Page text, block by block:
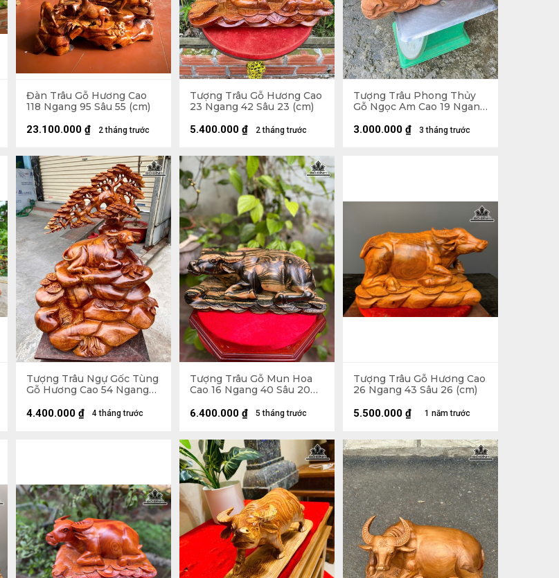
Đàn Trâu Gỗ Hương Cao
118 Ngang 95 Sâu 55 (cm)
2 tháng trước
23.100.000 ₫
Tượng Trâu Gỗ Hương Cao
23 Ngang 42 Sâu 23 (cm)
2 tháng trước
5.400.000 ₫
Tượng Trâu Phong Thủy
Gỗ Ngọc Am Cao 19 Ngang
3 tháng trước
3.000.000 ₫
Tượng Trâu Ngự Gốc Tùng
Gỗ Hương Cao 54 Ngang
4 tháng trước
4.400.000 ₫
Tượng Trâu Gỗ Mun Hoa
Cao 16 Ngang 40 Sâu 20
5 tháng trước
6.400.000 ₫
Tượng Trâu Gỗ Hương Cao
26 Ngang 43 Sâu 26 (cm)
1 năm trước
5.500.000 ₫